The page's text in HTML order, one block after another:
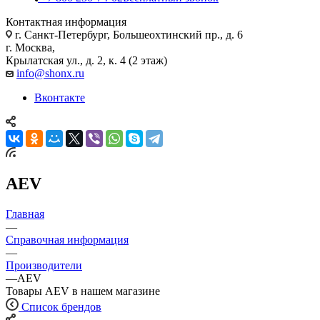
Контактная информация
г. Санкт-Петербург, Большеохтинский пр., д. 6
г. Москва,
Крылатская ул., д. 2, к. 4 (2 этаж)
info@shonx.ru
Вконтакте
AEV
Главная
—
Справочная информация
—
Производители
—AEV
Товары AEV в нашем магазине
Список брендов